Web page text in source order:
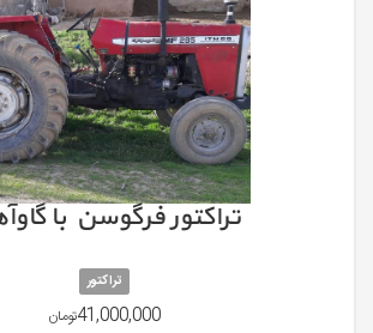
تراکتور فرگوسن با
تراکتور
41,000,000تومان